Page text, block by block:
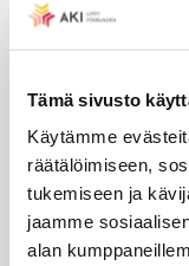
Tämä sivusto
Käytämme
räätälöimiseen,
tukemiseen ja
jaamme
alan
Crux-lehti
JOBI